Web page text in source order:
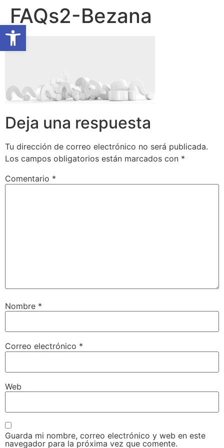
Abrir barra de herramientas
FAQs2-Bezana
Deja una respuesta
Tu dirección de correo electrónico no será publicada.
Los campos obligatorios están marcados con *
Comentario *
Nombre *
Correo electrónico *
Web
Guarda mi nombre, correo electrónico y web en este
navegador para la próxima vez que comente.